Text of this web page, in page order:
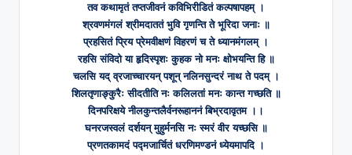
तव कथामृतं तप्तजीवनं कविभिरीडितं कल्पषापहम् ।
श्रवणमंगलं श्रीमदाततं भुवि गृणन्ति ते भूरिदा जनाः ॥
प्रहसितं प्रिय प्रेमवीक्षणं विहरणं च ते ध्यानमंगलम् ।
रहसि संविदो या हृदिस्पृशः कुहक नो मनः क्षोभयन्ति हि ॥
चलसि यद् व्रजाच्चारयन् पशून् नलिनसुन्दरं नाथ ते पदम् ।
शिलतृणाङ्कुरैः सीदतीति नः कलिलतां मनः कान्त गच्छति ॥
दिनपरिक्षये नीलकुन्तलैर्वनरूहाननं बिभ्रदावृतम ।।
घनरजस्वलं दर्शयन् मुहुर्मनसि नः स्मरं वीर यच्छसि ॥
प्रणतकामदं पद्मजार्चितं धरणिमण्डनं ध्येयमापदि ।